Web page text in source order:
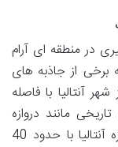
در منطقه ای آرام
از جاذبه های
آنتالیا با فاصله
تاریخی مانند دروازه
هادریان منطقه کاله ایچی (شهر قدیم) و موزه آنتالیا با حدود 40